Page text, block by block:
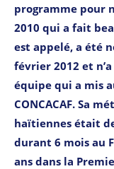
programme pour
2010 qui a fait
est appelé, a été
février 2012 et
équipe qui a mis
CONCACAF. Sa
haïtiennes était
durant 6 mois au
ans dans la